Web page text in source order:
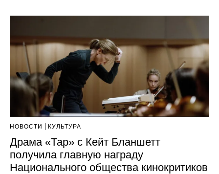
НОВОСТИ КУЛЬТУРА
Драма «Тар» с Кейт Бланшетт
получила главную награду
Национального общества кинокритиков